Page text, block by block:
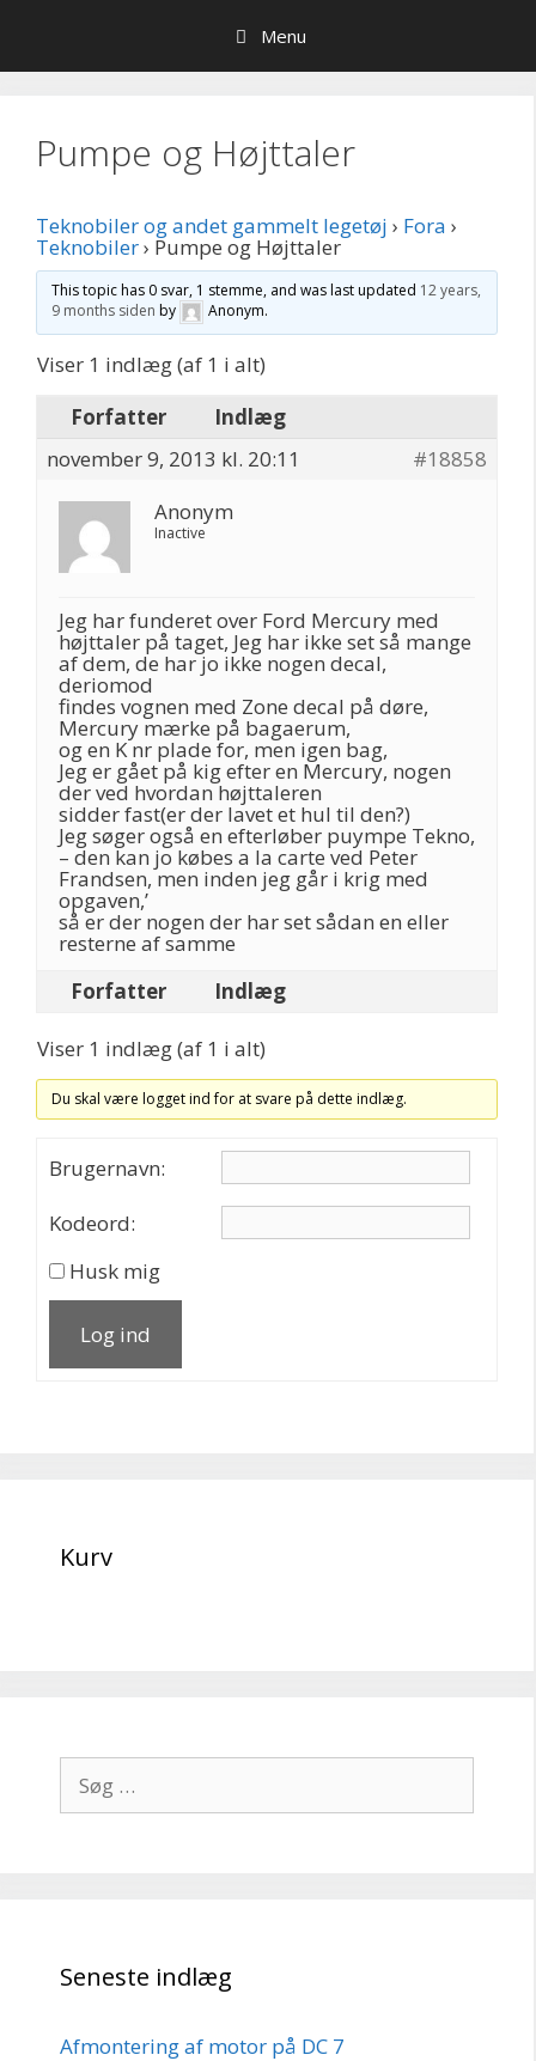
indhold
Menu
Pumpe og Højttaler
Teknobiler og andet gammelt legetøj › Fora ›
Teknobiler› Pumpe og Højttaler
This topic has 0 svar, 1 stemme, and was last updated 12 years,
9 months siden by Anonym.
Viser 1 indlæg (af 1 i alt)
Forfatter
Indlæg
november 9, 2013 kl. 20:11
#18858
Anonym
Inactive
Jeg har funderet over Ford Mercury med
højttaler på taget, Jeg har ikke set så mange
af dem, de har jo ikke nogen decal,
deriomod
findes vognen med Zone decal på døre,
Mercury mærke på bagaerum,
og en K nr plade for, men igen bag,
Jeg er gået på kig efter en Mercury, nogen
der ved hvordan højttaleren
sidder fast(er der lavet et hul til den?)
Jeg søger også en efterløber puympe Tekno,
– den kan jo købes a la carte ved Peter
Frandsen, men inden jeg går i krig med
opgaven,’
så er der nogen der har set sådan en eller
resterne af samme
Forfatter
Indlæg
Viser 1 indlæg (af 1 i alt)
Du skal være logget ind for at svare på dette indlæg.
Brugernavn:
Kodeord:
Husk mig
Log ind
Kurv
efter:
Seneste indlæg
Afmontering af motor på DC 7